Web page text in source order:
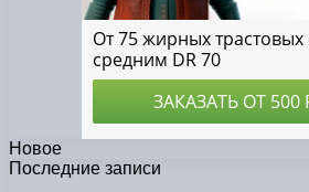
Новое
Последние записи